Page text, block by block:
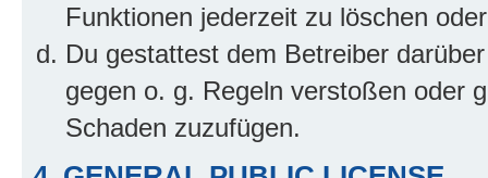
Funktionen jederzeit zu löschen
Du gestattest dem Betreiber
gegen o. g. Regeln verstoßen oder
Schaden zuzufügen.